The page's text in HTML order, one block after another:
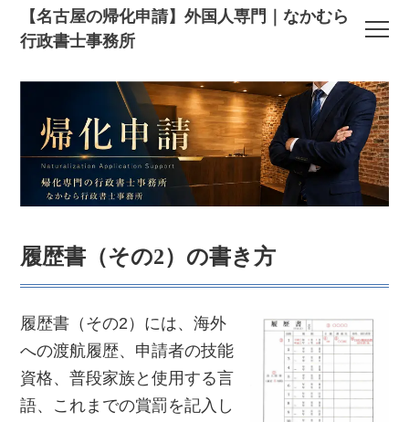
【名古屋の帰化申請】外国人専門｜なかむら
行政書士事務所
履歴書（その2）の書き方
履歴書（その2）には、海外
への渡航履歴、申請者の技能
資格、普段家族と使用する言
語、これまでの賞罰を記入し